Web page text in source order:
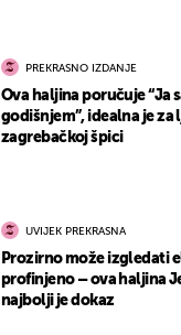
PREKRASNO IZDANJE
Ova haljina poručuje “Ja
godišnjem”, idealna je za
zagrebačkoj špici
UVIJEK PREKRASNA
Prozirno može izgledati
profinjeno – ova haljina
najbolji je dokaz